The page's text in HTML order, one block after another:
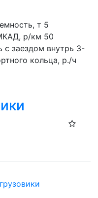
т 5
р/км 50
с заездом внутрь 3-
кольца, р./ч